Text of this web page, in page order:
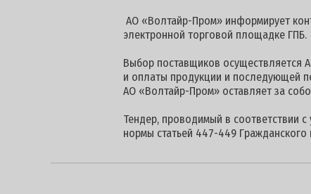
АО «Волтайр-Пром» информирует
электронной торговой площадке ГПБ.
Выбор поставщиков осуществляется
и оплаты продукции и последующей
АО «Волтайр-Пром» оставляет за
Тендер, проводимый в соответствии
нормы статьей 447-449